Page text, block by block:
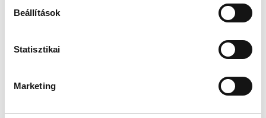
Beállítások
Statisztikai
Marketing
munkatársai azon dolgoznak, hogy az
miniszterelnök a paksi erőműnél tett